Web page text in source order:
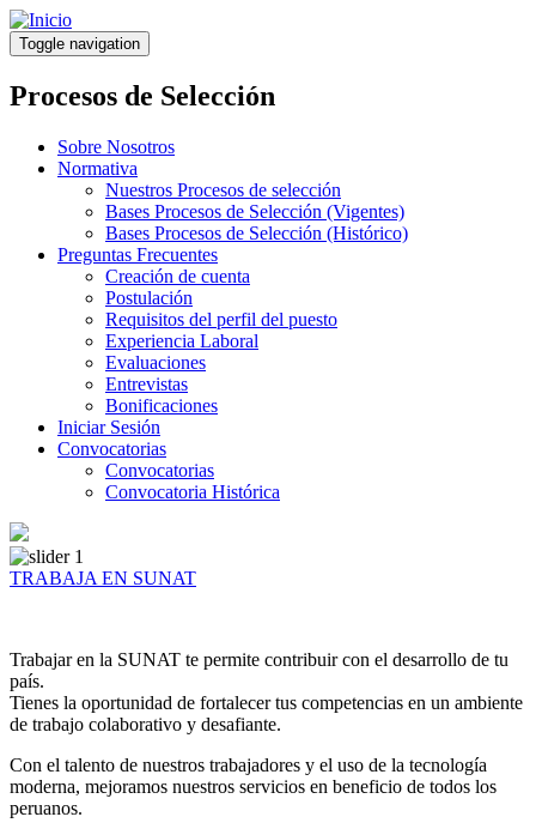
Pasar
al
contenido
principal
Toggle navigation
Procesos de Selección
Sobre Nosotros
Normativa
Nuestros Procesos de selección
Bases Procesos de Selección (Vigentes)
Bases Procesos de Selección (Histórico)
Preguntas Frecuentes
Creación de cuenta
Postulación
Requisitos del perfil del puesto
Experiencia Laboral
Evaluaciones
Entrevistas
Bonificaciones
Iniciar Sesión
Convocatorias
Convocatorias
Convocatoria Histórica
TRABAJA EN SUNAT
Trabajar en la SUNAT te permite contribuir con el desarrollo de tu
país.
Tienes la oportunidad de fortalecer tus competencias en un ambiente
de trabajo colaborativo y desafiante.
Con el talento de nuestros trabajadores y el uso de la tecnología
moderna, mejoramos nuestros servicios en beneficio de todos los
peruanos.